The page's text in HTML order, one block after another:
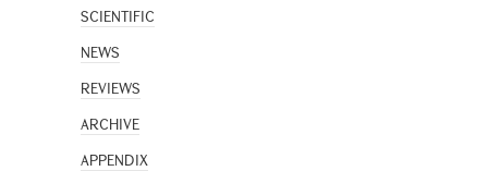
SCIENTIFIC
NEWS
REVIEWS
ARCHIVE
APPENDIX